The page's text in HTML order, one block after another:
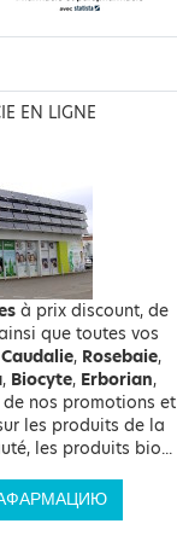
EN LIGNE
à prix discount, de
que toutes vos
Caudalie, Rosebaie,
, Biocyte, Erborian,
de nos promotions et
les produits de la
les produits bio...